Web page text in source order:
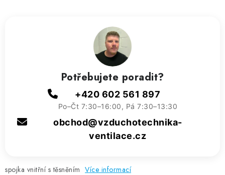
Kontakty
spojka vnitřní s těsněním Více informací
Potřebujete poradit?
+420 602 561 897
Po–Čt 7:30–16:00, Pá 7:30–13:30
obchod@vzduchotechnika-
ventilace.cz